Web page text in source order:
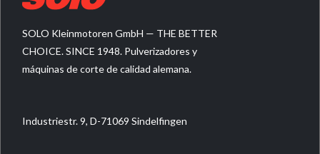
SOLO Kleinmotoren GmbH — THE BETTER
CHOICE. SINCE 1948. Pulverizadores y
máquinas de corte de calidad alemana.
Industriestr. 9, D-71069 Sindelfingen